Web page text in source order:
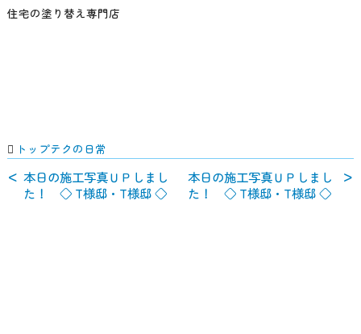
住宅の塗り替え専門店
トップテクの日常
本日の施工写真ＵＰしまし
た！ ◇ T様邸・T様邸 ◇
本日の施工写真ＵＰしまし
た！ ◇ T様邸・T様邸 ◇